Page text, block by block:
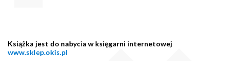
Książka jest do nabycia w księgarni internetowej
www.sklep.okis.pl